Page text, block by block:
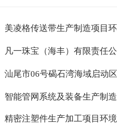
美凌格传送带生产制造项目
凡一珠宝（海丰）有限责任
汕尾市06号碣石湾海域启动
智能管网系统及装备生产制
精密注塑件生产加工项目环